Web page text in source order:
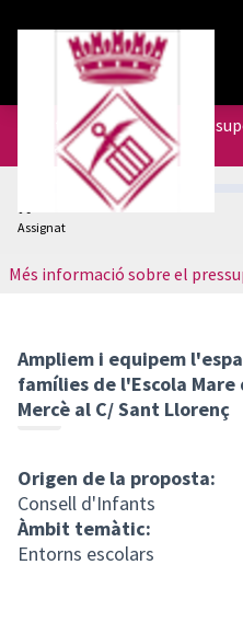
Votacions
0 €
Assignat
Més informació sobre el
Ampliem i equipem
famílies de l'Escola Mare
Mercè al C/ Sant Llorenç
Origen de la proposta:
Consell d'Infants
Àmbit temàtic:
Entorns escolars